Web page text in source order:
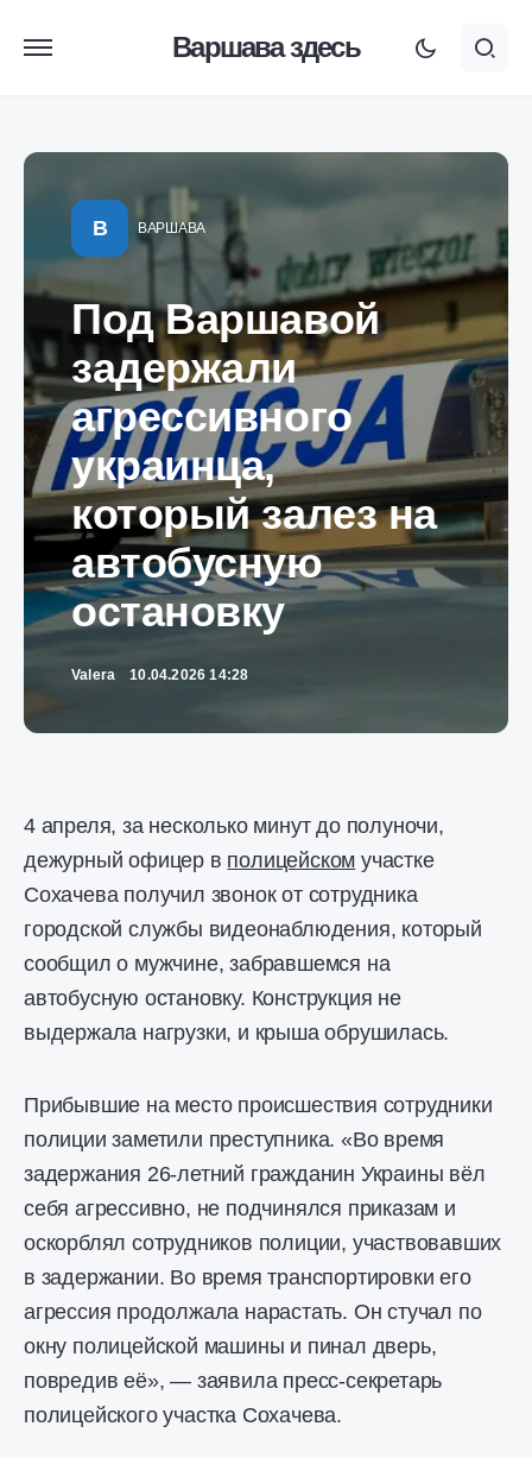
Варшава здесь
В ВАРШАВА
Под Варшавой
задержали
агрессивного
украинца,
который залез на
автобусную
остановку
Valera 10.04.2026 14:28
4 апреля, за несколько минут до полуночи,
дежурный офицер в полицейском участке
Сохачева получил звонок от сотрудника
городской службы видеонаблюдения, который
сообщил о мужчине, забравшемся на
автобусную остановку. Конструкция не
выдержала нагрузки, и крыша обрушилась.
Прибывшие на место происшествия сотрудники
полиции заметили преступника. «Во время
задержания 26-летний гражданин Украины вёл
себя агрессивно, не подчинялся приказам и
оскорблял сотрудников полиции, участвовавших
в задержании. Во время транспортировки его
агрессия продолжала нарастать. Он стучал по
окну полицейской машины и пинал дверь,
повредив её», — заявила пресс-секретарь
полицейского участка Сохачева.